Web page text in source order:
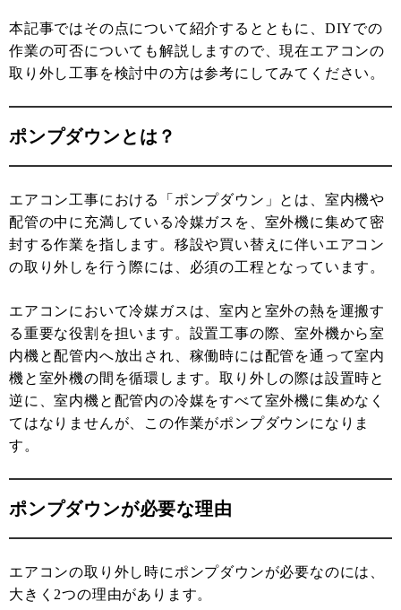
本記事ではその点について紹介するとともに、DIYでの
作業の可否についても解説しますので、現在エアコンの
取り外し工事を検討中の方は参考にしてみてください。
ポンプダウンとは？
エアコン工事における「ポンプダウン」とは、室内機や
配管の中に充満している冷媒ガスを、室外機に集めて密
封する作業を指します。移設や買い替えに伴いエアコン
の取り外しを行う際には、必須の工程となっています。
エアコンにおいて冷媒ガスは、室内と室外の熱を運搬す
る重要な役割を担います。設置工事の際、室外機から室
内機と配管内へ放出され、稼働時には配管を通って室内
機と室外機の間を循環します。取り外しの際は設置時と
逆に、室内機と配管内の冷媒をすべて室外機に集めなく
てはなりませんが、この作業がポンプダウンになりま
す。
ポンプダウンが必要な理由
エアコンの取り外し時にポンプダウンが必要なのには、
大きく2つの理由があります。